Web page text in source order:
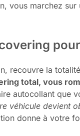
vous marchez
recouvre la
total, vous
autocollant que
véhicule devient
donne à votre